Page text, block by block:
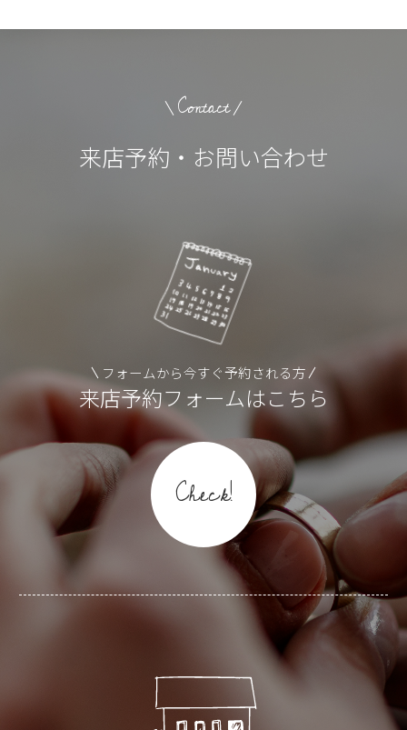
Contact
来店予約・お問い合わせ
フォームから今すぐ予約される方
来店予約フォームはこちら
Check!